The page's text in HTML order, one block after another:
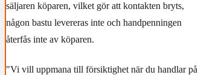
säljaren köparen, vilket gör att kontakten bryts,
någon bastu levereras inte och handpenningen
återfås inte av köparen.
"Vi vill uppmana till försiktighet när du handlar på